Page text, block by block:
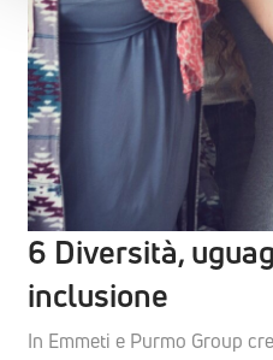
6 Diversità,
inclusione
In Emmeti e Purmo Group